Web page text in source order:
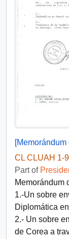
[Memorándum
CL CLUAH 1-
Part of
Memorándum
1.-Un sobre
Diplomática
2.- Un sobre
de Corea a